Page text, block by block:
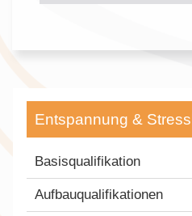
Entspannung &
Basisqualifikation
Aufbauqualifikationen